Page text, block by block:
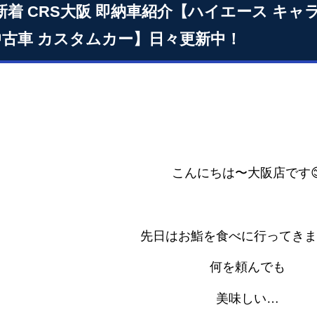
着 CRS大阪 即納車紹介【ハイエース キャ
車 カスタムカー】日々更新中！
こんにちは〜大阪店です
先日はお鮨を食べに行ってき
何を頼んでも
美味しい…